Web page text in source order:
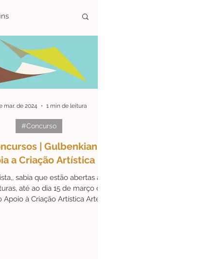
| Gulbenkian
a Criação Artística
sabia que estão abertas as
até ao dia 15 de março de
Apoio à Criação Artística Artes
#Concurso
mar. de 2024 1 min de leitura